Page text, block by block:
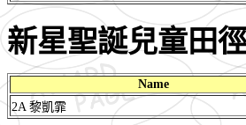
新星聖誕兒童田
Name
2A 黎凱霏